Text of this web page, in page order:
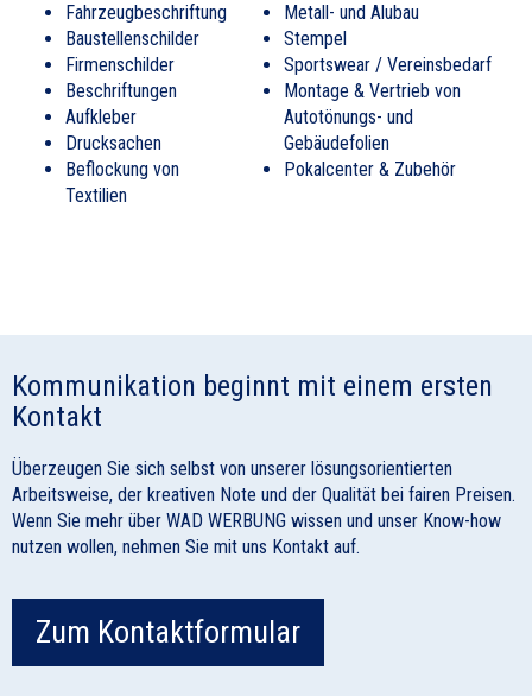
Fahrzeugbeschriftung
Baustellenschilder
Firmenschilder
Beschriftungen
Aufkleber
Drucksachen
Beflockung von
Textilien
Metall- und Alubau
Stempel
Sportswear / Vereinsbedarf
Montage & Vertrieb von
Autotönungs- und
Gebäudefolien
Pokalcenter & Zubehör
Kommunikation beginnt mit einem ersten
Kontakt
Überzeugen Sie sich selbst von unserer lösungsorientierten
Arbeitsweise, der kreativen Note und der Qualität bei fairen Preisen.
Wenn Sie mehr über WAD WERBUNG wissen und unser Know-how
nutzen wollen, nehmen Sie mit uns Kontakt auf.
Zum Kontaktformular